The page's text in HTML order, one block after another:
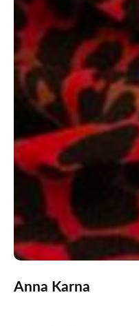
Anna Karna